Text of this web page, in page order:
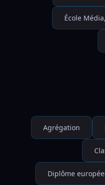
École
Agrégation
Diplôme